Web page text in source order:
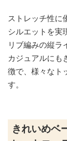
ストレッチ性に
シルエットを実
リブ編みの縦ラ
カジュアルにも
徴で、様々なト
す。
きれいめベ